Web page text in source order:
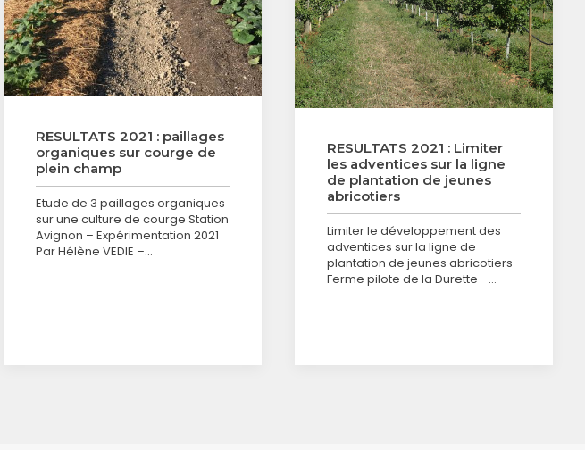
RESULTATS 2021 : paillages
organiques sur courge de
plein champ
Etude de 3 paillages organiques
sur une culture de courge Station
Avignon – Expérimentation 2021
Par Hélène VEDIE –…
RESULTATS 2021 : Limiter
les adventices sur la ligne
de plantation de jeunes
abricotiers
Limiter le développement des
adventices sur la ligne de
plantation de jeunes abricotiers
Ferme pilote de la Durette –…